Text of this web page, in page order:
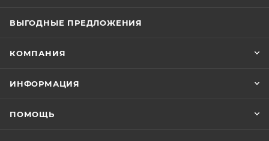
ВЫГОДНЫЕ ПРЕДЛОЖЕНИЯ
КОМПАНИЯ
ИНФОРМАЦИЯ
ПОМОЩЬ